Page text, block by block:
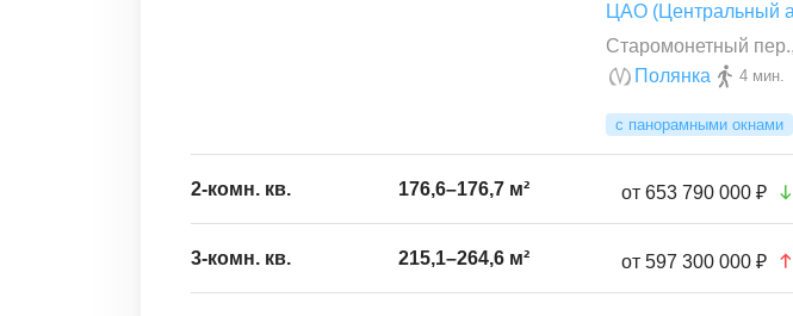
ЦАО (Центральный
Старомонетный
Полянка
4 мин.
с панорамными окнами
2-комн. кв. 176,6–176,7 м² от 653 790 000 ₽
3-комн. кв. 215,1–264,6 м² от 597 300 000 ₽